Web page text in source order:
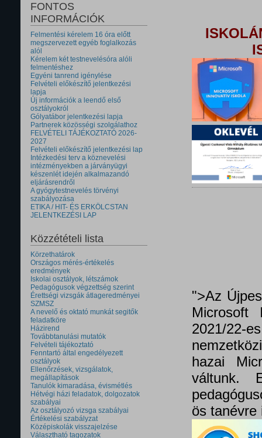
FONTOS
INFORMÁCIÓK
Felmentési kérelem 16 óra előtt
megszervezett egyéb foglalkozás
alól
Kérelem két testnevelésóra alóli
felmentéshez
Egyéni tanrend igénylése
Felvételi előkészítő jelentkezési
lapja
Új információk a leendő első
osztályokról
Gólyatábor jelentkezési lapja
Partnerek közösségi szolgálathoz
FELVÉTELI TÁJÉKOZTATÓ 2026-
2027
Felvételi előkészítő jelentkezési lap
Intézkedési terv a köznevelési
intézményekben a járványügyi
készenlét idején alkalmazandó
eljárásrendről
A gyógytestnevelés törvényi
szabályozása
ETIKA / HIT- ÉS ERKÖLCSTAN
JELENTKEZÉSI LAP
Közzétételi lista
Körzethatárok
Országos mérés-értékelés
eredmények
Iskolai osztályok, létszámok
Pedagógusok végzettség szerint
Érettségi vizsgák átlageredményei
SZMSZ
A nevelő és oktató munkát segitők
feladatköre
Házirend
Továbbtanulási mutatók
Felvételi tájékoztató
Fenntartó által engedélyezett
osztályok
Ellenőrzések, vizsgálatok,
megállapítások
Tanulók kimaradása, évismétlés
Hétvégi házi feladatok, dolgozatok
szabályai
Az osztályozó vizsga szabályai
Értékelési szabályzat
Középiskolák visszajelzése
Választható tagozatok
">Az
Microsoft
2021/
hazai
váltunk.
ös tanévre